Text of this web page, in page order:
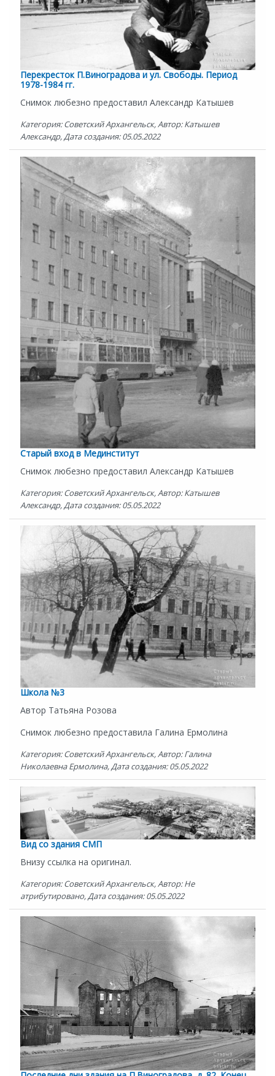
Перекресток П.Виноградова и ул. Свободы. Период
1978-1984 гг.
Снимок любезно предоставил Александр Катышев
Категория: Советский Архангельск, Автор: Катышев
Александр, Дата создания: 05.05.2022
Старый вход в Мединститут
Снимок любезно предоставил Александр Катышев
Категория: Советский Архангельск, Автор: Катышев
Александр, Дата создания: 05.05.2022
Школа №3
Автор Татьяна Розова
Снимок любезно предоставила Галина Ермолина
Категория: Советский Архангельск, Автор: Галина
Николаевна Ермолина, Дата создания: 05.05.2022
Вид со здания СМП
Внизу ссылка на оригинал.
Категория: Советский Архангельск, Автор: Не
атрибутировано, Дата создания: 05.05.2022